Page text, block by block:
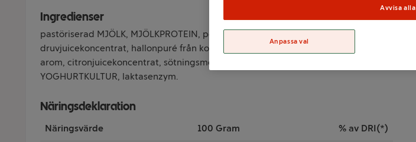
Ingredienser
pastöriserad MJÖLK, MJÖLKPROTEIN, persikopuré från koncentrat (4,6%),
druvjuicekoncentrat, hallonpuré från koncentrat (0,5%), majsstärkelse, naturlig
arom, citronjuicekoncentrat, sötningsmedel (steviolglykosider från Stevia),
YOGHURTKULTUR, laktasenzym.
Näringsdeklaration
Näringsvärde 100 Gram % av DRI(*)
Avvisa alla
Anpassa val